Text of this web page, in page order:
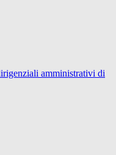
amministrativi di